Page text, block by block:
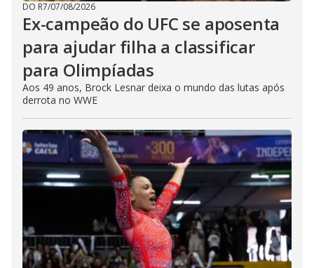
DO R7/07/08/2026
Ex-campeão do UFC se aposenta
para ajudar filha a classificar
para Olimpíadas
Aos 49 anos, Brock Lesnar deixa o mundo das lutas após
derrota no WWE